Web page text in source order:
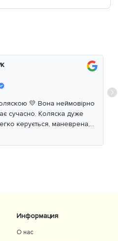
💛 Вона неймовірно
сучасно. Коляска дуже
керується, маневрена,
дорозі. Дитині
та великий капюшон
Информация
О нас